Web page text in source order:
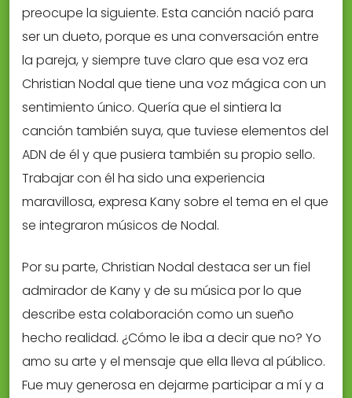
preocupe la siguiente. Esta canción nació para
ser un dueto, porque es una conversación entre
la pareja, y siempre tuve claro que esa voz era
Christian Nodal que tiene una voz mágica con un
sentimiento único. Quería que el sintiera la
canción también suya, que tuviese elementos del
ADN de él y que pusiera también su propio sello.
Trabajar con él ha sido una experiencia
maravillosa, expresa Kany sobre el tema en el que
se integraron músicos de Nodal.
Por su parte, Christian Nodal destaca ser un fiel
admirador de Kany y de su música por lo que
describe esta colaboración como un sueño
hecho realidad. ¿Cómo le iba a decir que no? Yo
amo su arte y el mensaje que ella lleva al público.
Fue muy generosa en dejarme participar a mí y a